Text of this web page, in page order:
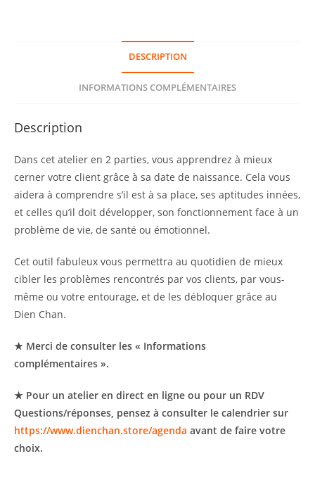
2
»
DESCRIPTION
INFORMATIONS COMPLÉMENTAIRES
Description
Dans cet atelier en 2 parties, vous apprendrez à mieux
cerner votre client grâce à sa date de naissance. Cela vous
aidera à comprendre s’il est à sa place, ses aptitudes innées,
et celles qu’il doit développer, son fonctionnement face à un
problème de vie, de santé ou émotionnel.
Cet outil fabuleux vous permettra au quotidien de mieux
cibler les problèmes rencontrés par vos clients, par vous-
même ou votre entourage, et de les débloquer grâce au
Dien Chan.
★ Merci de consulter les « Informations
complémentaires ».
★ Pour un atelier en direct en ligne ou pour un RDV
Questions/réponses, pensez à consulter le calendrier sur
https://www.dienchan.store/agenda avant de faire votre
choix.